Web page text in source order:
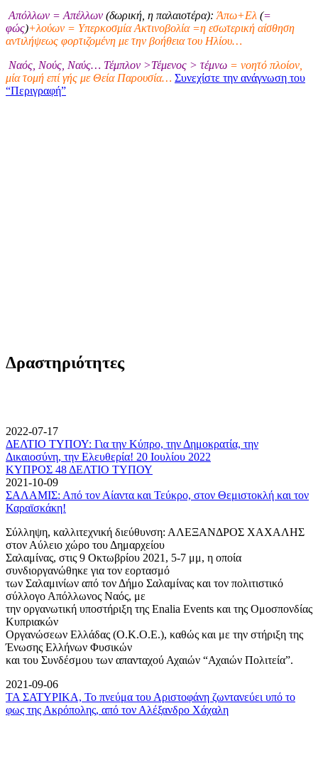
Απόλλων = Απέλλων (δωρική, η παλαιοτέρα): Άπω+Ελ (=
φώς)+λούων = Υπερκοσμία Ακτινοβολία =η εσωτερική αίσθηση
αντιλήψεως φορτιζομένη με την βοήθεια του Ηλίου…
Ναός, Νούς, Ναύς… Τέμπλον >Τέμενος > τέμνω = νοητό πλοίον,
μία τομή επί γής με Θεία Παρουσία… Συνεχίστε την ανάγνωση του
“Περιγραφή”
Δραστηριότητες
2022-07-17
ΔΕΛΤΙΟ ΤΥΠΟΥ: Για την Κύπρο, την Δημοκρατία, την
Δικαιοσύνη, την Ελευθερία! 20 Ιουλίου 2022
ΚΥΠΡΟΣ 48 ΔΕΛΤΙΟ ΤΥΠΟΥ
2021-10-09
ΣΑΛΑΜΙΣ: Από τον Αίαντα και Τεύκρο, στον Θεμιστοκλή και τον
Καραϊσκάκη!
Σύλληψη, καλλιτεχνική διεύθυνση: ΑΛΕΞΑΝΔΡΟΣ ΧΑΧΑΛΗΣ
στον Αύλειο χώρο του Δημαρχείου
Σαλαμίνας, στις 9 Οκτωβρίου 2021, 5-7 μμ, η οποία
συνδιοργανώθηκε για τον εορτασμό
των Σαλαμινίων από τον Δήμο Σαλαμίνας και τον πολιτιστικό
σύλλογο Απόλλωνος Ναός, με
την οργανωτική υποστήριξη της Enalia Events και της Ομοσπονδίας
Κυπριακών
Οργανώσεων Ελλάδας (Ο.Κ.Ο.Ε.), καθώς και με την στήριξη της
Ένωσης Ελλήνων Φυσικών
και του Συνδέσμου των απανταχού Αχαιών “Αχαιών Πολιτεία”.
2021-09-06
ΤΑ ΣΑΤΥΡΙΚΑ, Το πνεύμα του Αριστοφάνη ζωντανεύει υπό το
φως της Ακρόπολης, από τον Αλέξανδρο Χάχαλη